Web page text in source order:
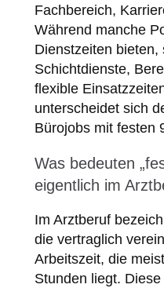
Fachbereich,
Während manche
Dienstzeiten bieten,
Schichtdienste,
flexible
unterscheidet sich
Bürojobs mit festen
Was bedeuten
eigentlich im
Im Arztberuf
die vertraglich
Arbeitszeit, die
Stunden liegt.